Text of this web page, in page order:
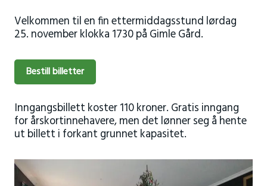
Velkommen til en fin ettermiddagsstund lørdag
25. november klokka 1730 på Gimle Gård.
Bestill billetter
Inngangsbillett koster 110 kroner. Gratis inngang
for årskortinnehavere, men det lønner seg å hente
ut billett i forkant grunnet kapasitet.